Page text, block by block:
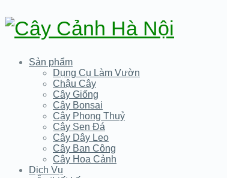
Sản phẩm
Dụng Cụ Làm Vườn
Chậu Cây
Cây Giống
Cây Bonsai
Cây Phong Thuỷ
Cây Sen Đá
Cây Dây Leo
Cây Ban Công
Cây Hoa Cảnh
Dịch Vụ